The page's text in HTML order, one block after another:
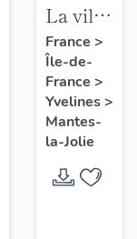
La ville
de
Mantes-
la-Jolie
France >
Île-de-
France >
Yvelines>
Mantes-
la-Jolie